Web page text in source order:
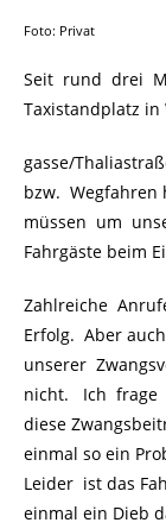
Foto: Privat
Seit rund drei
Taxistandplatz in
gasse/
bzw. Wegfahren
müssen um
Fahrgäste beim
Zahlreiche
Erfolg. Aber
unserer
nicht. Ich frage
diese
einmal so ein
Leider ist das
einmal ein Dieb